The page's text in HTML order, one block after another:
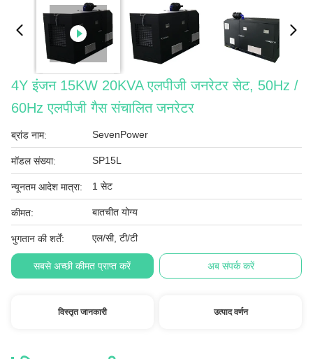
4Y इंजन 15KW 20KVA एलपीजी जनरेटर सेट, 50Hz /
60Hz एलपीजी गैस संचालित जनरेटर
ब्रांड नाम: SevenPower
मॉडल संख्या: SP15L
न्यूनतम आदेश मात्रा: 1 सेट
कीमत: बातचीत योग्य
भुगतान की शर्तें: एल/सी, टी/टी
सबसे अच्छी कीमत प्राप्त करें अब संपर्क करें
विस्तृत जानकारी उत्पाद वर्णन